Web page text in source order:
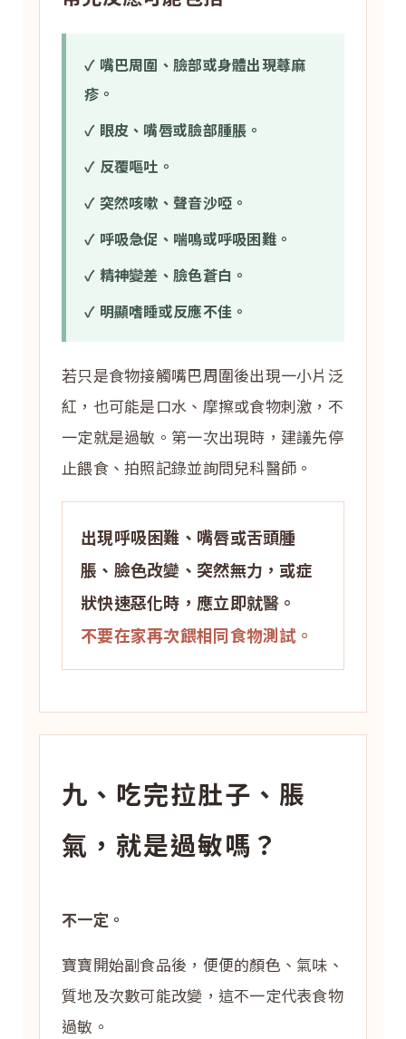
✓ 嘴巴周圍、臉部或身體出現蕁麻
疹。
✓ 眼皮、嘴唇或臉部腫脹。
✓ 反覆嘔吐。
✓ 突然咳嗽、聲音沙啞。
✓ 呼吸急促、喘鳴或呼吸困難。
✓ 精神變差、臉色蒼白。
✓ 明顯嗜睡或反應不佳。
若只是食物接觸嘴巴周圍後出現一小片泛
紅，也可能是口水、摩擦或食物刺激，不
一定就是過敏。第一次出現時，建議先停
止餵食、拍照記錄並詢問兒科醫師。
出現呼吸困難、嘴唇或舌頭腫
脹、臉色改變、突然無力，或症
狀快速惡化時，應立即就醫。
不要在家再次餵相同食物測試。
九、吃完拉肚子、脹
氣，就是過敏嗎？
不一定。
寶寶開始副食品後，便便的顏色、氣味、
質地及次數可能改變，這不一定代表食物
過敏。